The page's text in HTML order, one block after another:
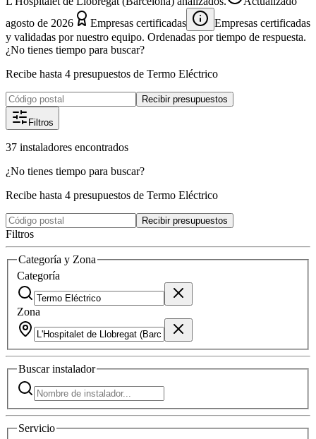
agosto de 2026
Empresas certificadas
Empresas certificadas
y validadas por nuestro equipo. Ordenadas por tiempo de respuesta.
¿No tienes tiempo para buscar?
Recibe hasta 4 presupuestos de Termo Eléctrico
Recibir presupuestos
Filtros
37 instaladores encontrados
¿No tienes tiempo para buscar?
Recibe hasta 4 presupuestos de Termo Eléctrico
Recibir presupuestos
Filtros
Categoría y Zona
Categoría
Zona
Buscarinstalador
Servicio